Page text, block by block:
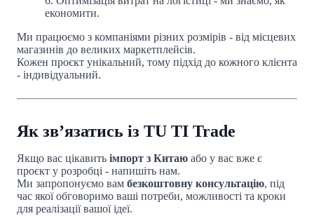
економити.
Ми працюємо з компаніями різних розмірів - від місцевих
магазинів до великих маркетплейсів.
Кожен проєкт унікальний, тому підхід до кожного клієнта
- індивідуальний.
Як зв’язатись із TU TI Trade
Якщо вас цікавить імпорт з Китаю або у вас вже є
проєкт у розробці - напишіть нам.
Ми запропонуємо вам безкоштовну консультацію, під
час якої обговоримо ваші потреби, можливості та кроки
для реалізації вашої ідеї.